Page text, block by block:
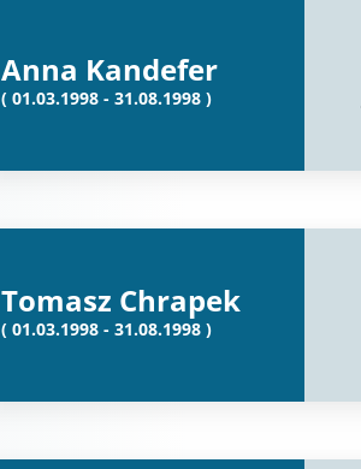
Anna Kandefer
( 01.03.1998 - 31.08.1998 )
Tomasz Chrapek
( 01.03.1998 - 31.08.1998 )